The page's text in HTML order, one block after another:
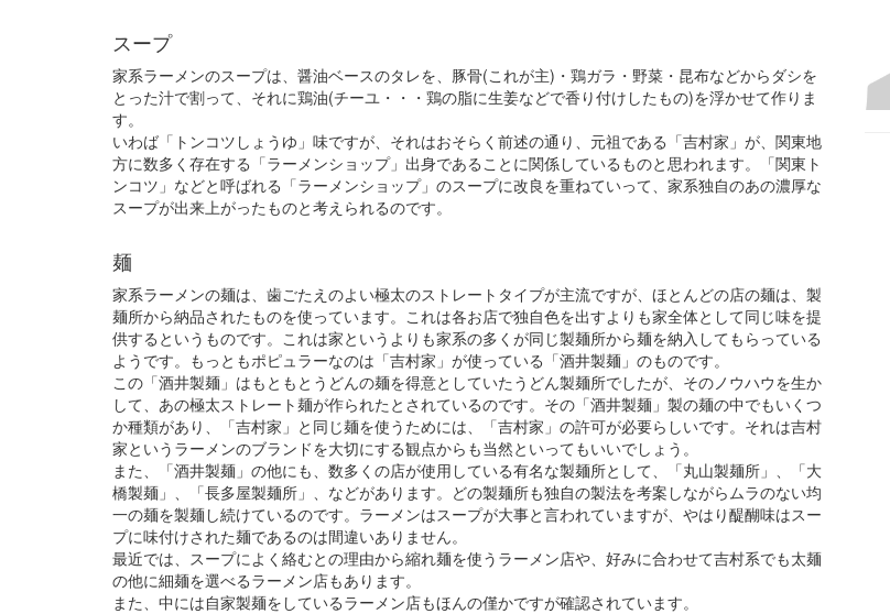
スープ
家系ラーメンのスープは、醤油ベースのタレを、豚骨(これが主)・鶏ガラ・野菜・昆布などからダシを
とった汁で割って、それに鶏油(チーユ・・・鶏の脂に生姜などで香り付けしたもの)を浮かせて作りま
す。
いわば「トンコツしょうゆ」味ですが、それはおそらく前述の通り、元祖である「吉村家」が、関東地
方に数多く存在する「ラーメンショップ」出身であることに関係しているものと思われます。「関東ト
ンコツ」などと呼ばれる「ラーメンショップ」のスープに改良を重ねていって、家系独自のあの濃厚な
スープが出来上がったものと考えられるのです。
麺
家系ラーメンの麺は、歯ごたえのよい極太のストレートタイプが主流ですが、ほとんどの店の麺は、製
麺所から納品されたものを使っています。これは各お店で独自色を出すよりも家全体として同じ味を提
供するというものです。これは家というよりも家系の多くが同じ製麺所から麺を納入してもらっている
ようです。もっともポピュラーなのは「吉村家」が使っている「酒井製麺」のものです。
この「酒井製麺」はもともとうどんの麺を得意としていたうどん製麺所でしたが、そのノウハウを生か
して、あの極太ストレート麺が作られたとされているのです。その「酒井製麺」製の麺の中でもいくつ
か種類があり、「吉村家」と同じ麺を使うためには、「吉村家」の許可が必要らしいです。それは吉村
家というラーメンのブランドを大切にする観点からも当然といってもいいでしょう。
また、「酒井製麺」の他にも、数多くの店が使用している有名な製麺所として、「丸山製麺所」、「大
橋製麺」、「長多屋製麺所」、などがあります。どの製麺所も独自の製法を考案しながらムラのない均
一の麺を製麺し続けているのです。ラーメンはスープが大事と言われていますが、やはり醍醐味はスー
プに味付けされた麺であるのは間違いありません。
最近では、スープによく絡むとの理由から縮れ麺を使うラーメン店や、好みに合わせて吉村系でも太麺
の他に細麺を選べるラーメン店もあります。
また、中には自家製麺をしているラーメン店もほんの僅かですが確認されています。